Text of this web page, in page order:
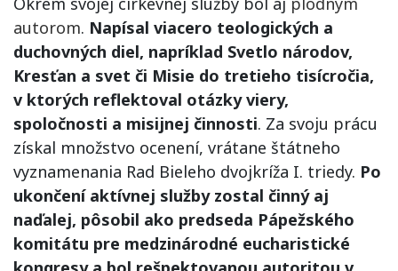
autorom. Napísal viacero teologických a
duchovných diel, napríklad Svetlo národov,
Kresťan a svet či Misie do tretieho tisícročia,
v ktorých reflektoval otázky viery,
spoločnosti a misijnej činnosti. Za svoju prácu
získal množstvo ocenení, vrátane štátneho
vyznamenania Rad Bieleho dvojkríža I. triedy. Po
ukončení aktívnej služby zostal činný aj
naďalej, pôsobil ako predseda Pápežského
komitátu pre medzinárodné eucharistické